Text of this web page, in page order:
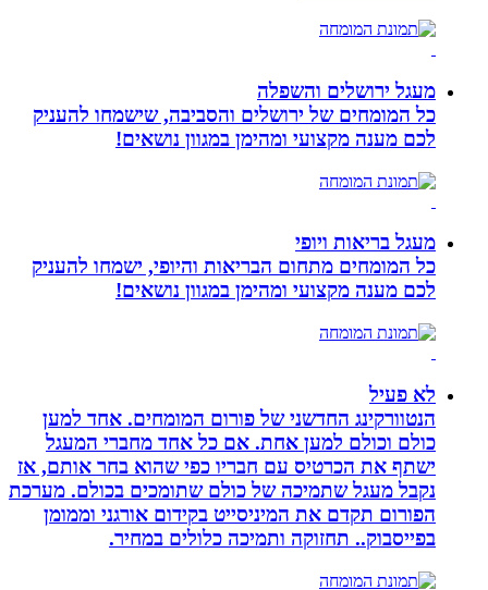
מעגל ירושלים והשפלה
כל המומחים של ירושלים והסביבה, שישמחו להעניק
לכם מענה מקצועי ומהימן במגוון נושאים!
מעגל בריאות ויופי
כל המומחים מתחום הבריאות והיופי, ישמחו להעניק
לכם מענה מקצועי ומהימן במגוון נושאים!
לא פעיל
הנטוורקינג החדשני של פורום המומחים. אחד למען
כולם וכולם למען אחת. אם כל אחד מחברי המעגל
ישתף את הכרטיס עם חבריו כפי שהוא בחר אותם, אז
נקבל מעגל שתמיכה של כולם שתומכים בכולם. מערכת
הפורום תקדם את המיניסייט בקידום אורגני וממומן
בפייסבוק.. תחזוקה ותמיכה כלולים במחיר.